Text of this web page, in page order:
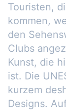
Touristen,
kommen,
den
Clubs
Kunst, die
ist. Die
kurzem
Designs.